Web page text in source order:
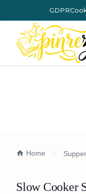
GDPR
Home
Slow Cooker